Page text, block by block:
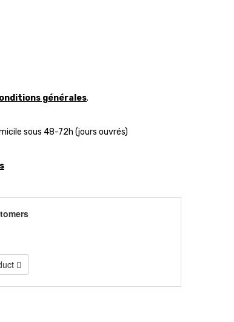
générales.
sous 48-72h (jours ouvrés)